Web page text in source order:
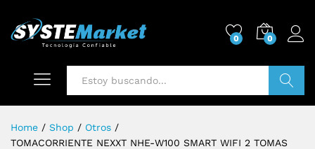
0 0
Home / Shop / Otros /
TOMACORRIENTE NEXXT NHE-W100 SMART WIFI 2 TOMAS